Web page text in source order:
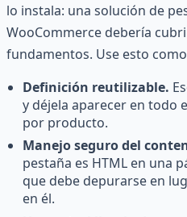
lo instala: una solución de
WooCommerce debería
fundamentos. Use esto
Definición reutilizable.
y déjela aparecer en todo
por producto.
Manejo seguro del
pestaña es HTML en una
que debe depurarse en
en él.